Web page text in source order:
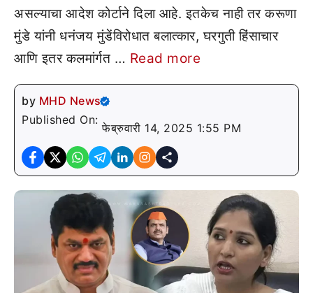
असल्याचा आदेश कोर्टाने दिला आहे. इतकेच नाही तर करूणा
मुंडे यांनी धनंजय मुंडेंविरोधात बलात्कार, घरगुती हिंसाचार
आणि इतर कलमांर्गत … Read more
by MHD News
Published On:
फेब्रुवारी 14, 2025 1:55 PM